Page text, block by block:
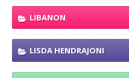
LIBANON
LISDA HENDRAJONI